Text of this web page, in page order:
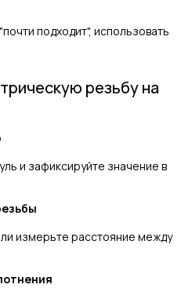
подходит", использовать
резьбу на
и зафиксируйте значение в
измерьте расстояние между